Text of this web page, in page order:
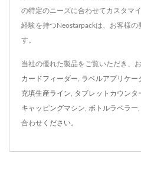
の特定のニーズに合わせてカスタマ
経験を持つNeostarpackは、お客様の
す。
当社の優れた製品をご覧いただき、
カードフィーダー ラベルアプリケー
充填生産ライン タブレットカウンタ
キャッピングマシン ボトルラベラー
合わせ ください。